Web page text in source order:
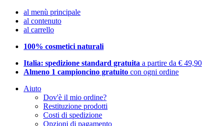
al menù principale
al contenuto
al carrello
100% cosmetici naturali
Italia: spedizione standard gratuita a partire da € 49,90
Almeno 1 campioncino gratuito con ogni ordine
Aiuto
Dov'è il mio ordine?
Restituzione prodotti
Costi di spedizione
Opzioni di pagamento